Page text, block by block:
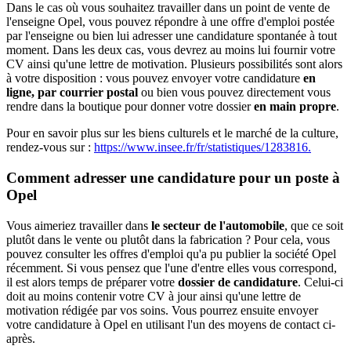
Dans le cas où vous souhaitez travailler dans un point de vente de
l'enseigne Opel, vous pouvez répondre à une offre d'emploi postée
par l'enseigne ou bien lui adresser une candidature spontanée à tout
moment. Dans les deux cas, vous devrez au moins lui fournir votre
CV ainsi qu'une lettre de motivation. Plusieurs possibilités sont alors
à votre disposition : vous pouvez envoyer votre candidature en
ligne, par courrier postal ou bien vous pouvez directement vous
rendre dans la boutique pour donner votre dossieren main propre.
Pour en savoir plus sur les biens culturels et le marché de la culture,
rendez-vous sur : https://www.insee.fr/fr/statistiques/1283816.
Comment adresser une candidature pour un poste à
Opel
Vous aimeriez travailler dans le secteur de l'automobile, que ce soit
plutôt dans le vente ou plutôt dans la fabrication ? Pour cela, vous
pouvez consulter les offres d'emploi qu'a pu publier la société Opel
récemment. Si vous pensez que l'une d'entre elles vous correspond,
il est alors temps de préparer votre dossier de candidature. Celui-ci
doit au moins contenir votre CV à jour ainsi qu'une lettre de
motivation rédigée par vos soins. Vous pourrez ensuite envoyer
votre candidature à Opel en utilisant l'un des moyens de contact ci-
après.